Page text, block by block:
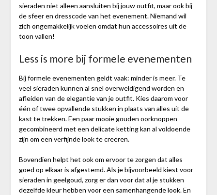
sieraden niet alleen aansluiten bij jouw outfit, maar ook bij
de sfeer en dresscode van het evenement. Niemand wil
zich ongemakkelijk voelen omdat hun accessoires uit de
toon vallen!
Less is more bij formele evenementen
Bij formele evenementen geldt vaak: minder is meer. Te
veel sieraden kunnen al snel overweldigend worden en
afleiden van de elegantie van je outfit. Kies daarom voor
één of twee opvallende stukken in plaats van alles uit de
kast te trekken. Een paar mooie gouden oorknoppen
gecombineerd met een delicate ketting kan al voldoende
zijn om een verfijnde look te creëren.
Bovendien helpt het ook om ervoor te zorgen dat alles
goed op elkaar is afgestemd. Als je bijvoorbeeld kiest voor
sieraden in geelgoud, zorg er dan voor dat al je stukken
dezelfde kleur hebben voor een samenhangende look. En